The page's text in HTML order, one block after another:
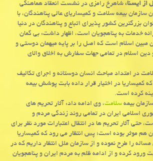
از ایسنا،شاهرخ رامزی در نشست انعقاد هماهنگی
سازمان بیمه سلامت و كمیساریای عالی پناهندگان، با
بزرگترین كشور پذیرای اتباع و پناهندگان در دنیا
خدمات به پناهجویان است، اظهار داشت: بی گمان
مبین اسلام است كه اصل را بر پایه میهمان دوستی و
دین اسلام در تمامی جهات سفارش به اخلاق والای
در امتداد مباحث انسان دوستانه و اجرای تكالیف
كمیساریا در اختیار قرار داده بابت پوشش بیمه
كرده است.
بیمهسلامت، وی ادامه داد: آثار تحریم های
اسلامی ایران در تمامی روند زندگی مردم و
حتی آثار تحریم ها در انتقال اعتبارات مورد نظر برای
هم موثر بوده است؛ پس انتظار می رود كه كمیساریا
را طرح نموده و از سازمان ملل انتظار داریم كه در
كرده و از ادامه ظلم به مردم ایران و پناهجویان